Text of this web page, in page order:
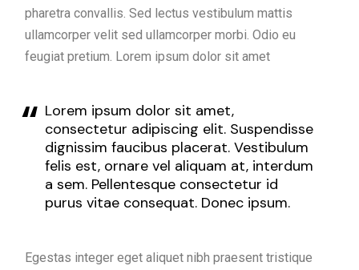
pharetra convallis. Sed lectus vestibulum mattis
ullamcorper velit sed ullamcorper morbi. Odio eu
feugiat pretium. Lorem ipsum dolor sit amet
Lorem ipsum dolor sit amet,
consectetur adipiscing elit. Suspendisse
dignissim faucibus placerat. Vestibulum
felis est, ornare vel aliquam at, interdum
a sem. Pellentesque consectetur id
purus vitae consequat. Donec ipsum.
Egestas integer eget aliquet nibh praesent tristique